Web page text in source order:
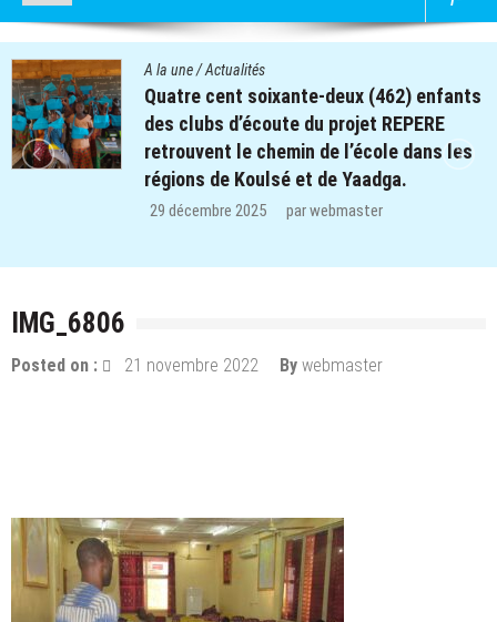
A la une/Actualités
Quatre cent soixante-deux (462) enfants
des clubs d’écoute du projet REPERE
retrouvent le chemin de l’école dans les
régions de Koulsé et de Yaadga.
29 décembre 2025 parwebmaster
IMG_6806
Posted on : 21 novembre 2022 By webmaster